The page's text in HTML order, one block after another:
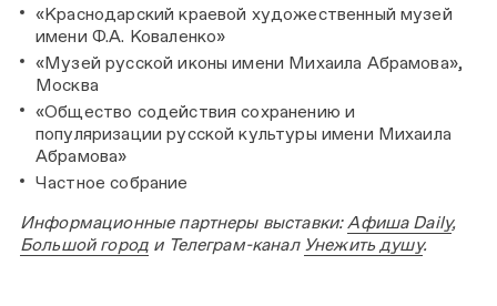
«Краснодарский краевой художественный музей
имени Ф.А. Коваленко»
«Музей русской иконы имени Михаила Абрамова»,
Москва
«Общество содействия сохранению и
популяризации русской культуры имени Михаила
Абрамова»
Частное собрание
Информационные партнеры выставки:Афиша Daily,
Большой город и Телеграм-канал Унежить душу.